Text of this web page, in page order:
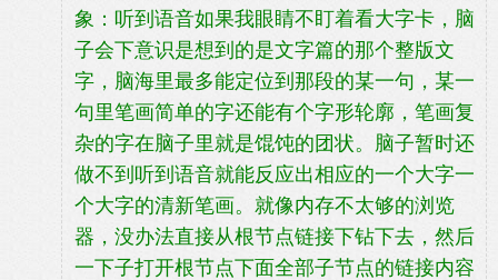
象：听到语音如果我眼睛不盯着看大字卡，脑
子会下意识是想到的是文字篇的那个整版文
字，脑海里最多能定位到那段的某一句，某一
句里笔画简单的字还能有个字形轮廓，笔画复
杂的字在脑子里就是馄饨的团状。脑子暂时还
做不到听到语音就能反应出相应的一个大字一
个大字的清新笔画。就像内存不太够的浏览
器，没办法直接从根节点链接下钻下去，然后
一下子打开根节点下面全部子节点的链接内容